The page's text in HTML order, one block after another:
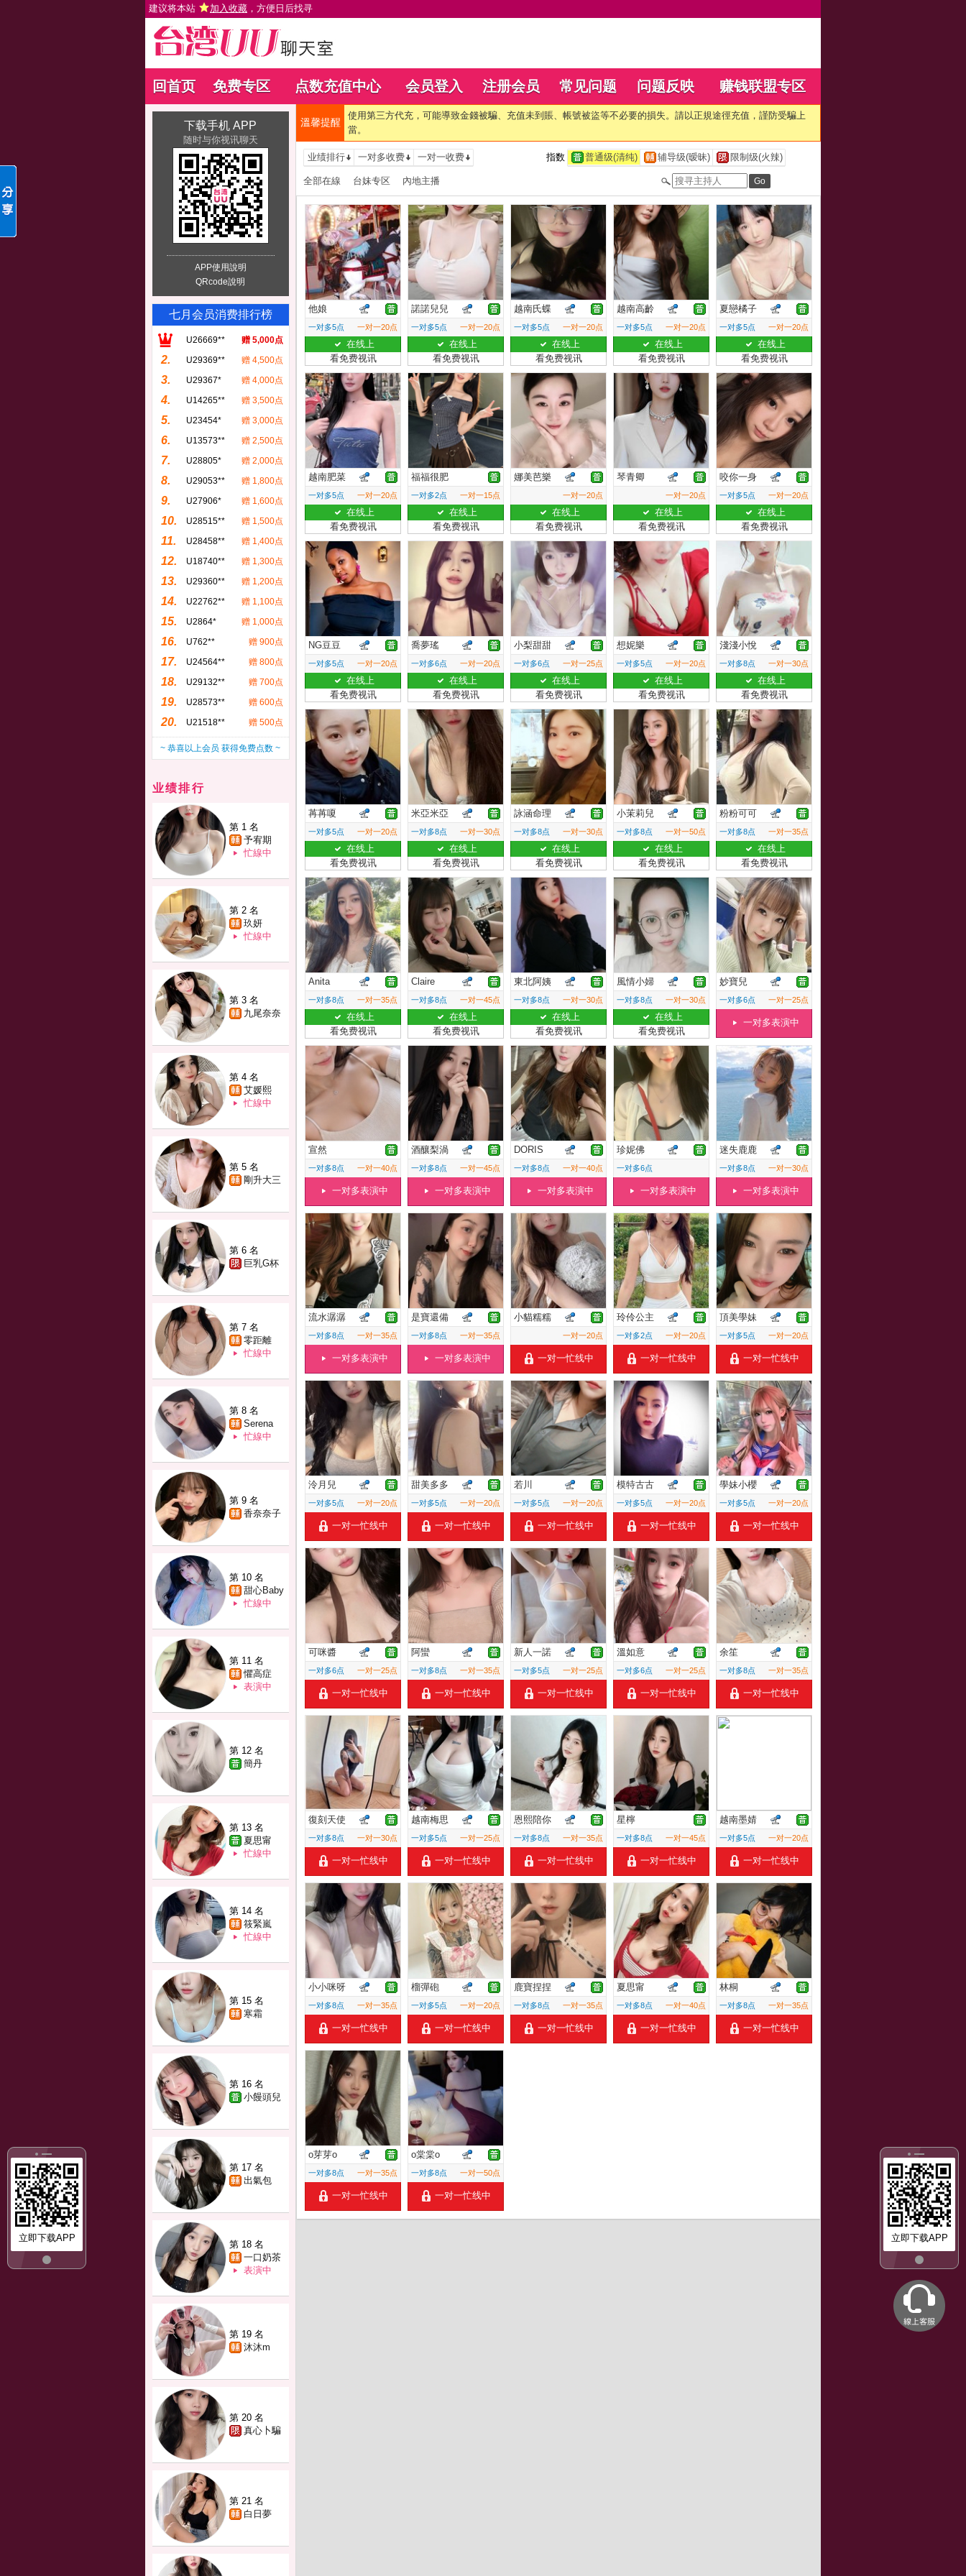
建议将本站 加入收藏 ，方便日后找寻
回首页 免费专区 点数充值中心 会员登入 注册会员 常见问题 问题反映 赚钱联盟专区
下载手机 APP
随时与你视讯聊天
APP使用說明
QRcode說明
七月会员消费排行榜
U26669** 赠 5,000点
2. U29369** 赠 4,500点
3. U29367* 赠 4,000点
4. U14265** 赠 3,500点
5. U23454* 赠 3,000点
6. U13573** 赠 2,500点
7. U28805* 赠 2,000点
8. U29053** 赠 1,800点
9. U27906* 赠 1,600点
10. U28515** 赠 1,500点
11. U28458** 赠 1,400点
12. U18740** 赠 1,300点
13. U29360** 赠 1,200点
14. U22762** 赠 1,100点
15. U2864* 赠 1,000点
16. U762** 赠 900点
17. U24564** 赠 800点
18. U29132** 赠 700点
19. U28573** 赠 600点
20. U21518** 赠 500点
~ 恭喜以上会员 获得免费点数 ~
业绩排行
第 1 名
予宥期
忙線中
第 2 名
玖妍
忙線中
第 3 名
九尾奈奈
第 4 名
艾媛熙
忙線中
第 5 名
剛升大三
第 6 名
巨乳G杯
第 7 名
零距離
忙線中
第 8 名
Serena
忙線中
第 9 名
香奈奈子
第 10 名
甜心Baby
忙線中
第 11 名
懼高症
表演中
第 12 名
簡丹
第 13 名
夏思甯
忙線中
第 14 名
筱緊嵐
忙線中
第 15 名
寒霜
第 16 名
小饅頭兒
第 17 名
出氣包
第 18 名
一口奶茶
表演中
第 19 名
沐沐m
第 20 名
真心卜騙
第 21 名
白日夢
溫馨提醒
使用第三方代充，可能導致金錢被騙、充值未到賬、帳號被盜等不必要的損失。請以正規途徑充值，謹防受騙上
當。
立即下载APP
立即下载APP
业绩排行 一对多收费 一对一收费 指数 普通级(清纯) 辅导级(暧昧) 限制级(火辣)
全部在線 台妹专区 內地主播
他娘
一对多5点 一对一20点
在线上
看免费视讯
諾諾兒兒
一对多5点 一对一20点
在线上
看免费视讯
越南氏蝶
一对多5点 一对一20点
在线上
看免费视讯
越南高齡
一对多5点 一对一20点
在线上
看免费视讯
夏戀橘子
一对多5点 一对一20点
在线上
看免费视讯
越南肥菜
一对多5点 一对一20点
在线上
看免费视讯
福福很肥
一对多2点 一对一15点
在线上
看免费视讯
娜美芭樂
一对一20点
在线上
看免费视讯
琴青卿
一对一20点
在线上
看免费视讯
咬你一身
一对多5点 一对一20点
在线上
看免费视讯
NG豆豆
一对多5点 一对一20点
在线上
看免费视讯
喬夢瑤
一对多6点 一对一20点
在线上
看免费视讯
小梨甜甜
一对多6点 一对一25点
在线上
看免费视讯
想妮樂
一对多5点 一对一20点
在线上
看免费视讯
淺淺小悅
一对多8点 一对一30点
在线上
看免费视讯
苒苒嗄
一对多5点 一对一20点
在线上
看免费视讯
米亞米亞
一对多8点 一对一30点
在线上
看免费视讯
詠涵命理
一对多8点 一对一30点
在线上
看免费视讯
小茉莉兒
一对多8点 一对一50点
在线上
看免费视讯
粉粉可可
一对多8点 一对一35点
在线上
看免费视讯
Anita
一对多8点 一对一35点
在线上
看免费视讯
Claire
一对多8点 一对一45点
在线上
看免费视讯
東北阿姨
一对多8点 一对一30点
在线上
看免费视讯
風情小婦
一对多8点 一对一30点
在线上
看免费视讯
妙寶兒
一对多6点 一对一25点
一对多表演中
宣然
一对多8点 一对一40点
一对多表演中
酒釀梨渦
一对多8点 一对一45点
一对多表演中
DORIS
一对多8点 一对一40点
一对多表演中
珍妮佛
一对多6点
一对多表演中
迷失鹿鹿
一对多8点 一对一30点
一对多表演中
流水潺潺
一对多8点 一对一35点
一对多表演中
是寶還備
一对多8点 一对一35点
一对多表演中
小貓糯糯
一对一20点
一对一忙线中
玲伶公主
一对多2点 一对一20点
一对一忙线中
頂美學妹
一对多5点 一对一20点
一对一忙线中
泠月兒
一对多5点 一对一20点
一对一忙线中
甜美多多
一对多5点 一对一20点
一对一忙线中
若川
一对多5点 一对一20点
一对一忙线中
模特古古
一对多5点 一对一20点
一对一忙线中
學妹小櫻
一对多5点 一对一20点
一对一忙线中
可咪醬
一对多6点 一对一25点
一对一忙线中
阿蠻
一对多8点 一对一35点
一对一忙线中
新人一諾
一对多5点 一对一25点
一对一忙线中
溫如意
一对多6点 一对一25点
一对一忙线中
余笙
一对多8点 一对一35点
一对一忙线中
復刻天使
一对多8点 一对一30点
一对一忙线中
越南梅思
一对多5点 一对一25点
一对一忙线中
恩熙陪你
一对多8点 一对一35点
一对一忙线中
星檸
一对多8点 一对一45点
一对一忙线中
越南墨婧
一对多5点 一对一20点
一对一忙线中
小小咪呀
一对多8点 一对一35点
一对一忙线中
榴彈砲
一对多5点 一对一20点
一对一忙线中
鹿寶捏捏
一对多8点 一对一35点
一对一忙线中
夏思甯
一对多8点 一对一40点
一对一忙线中
林桐
一对多8点 一对一35点
一对一忙线中
o芽芽o
一对多8点 一对一35点
一对一忙线中
o棠棠o
一对多8点 一对一50点
一对一忙线中